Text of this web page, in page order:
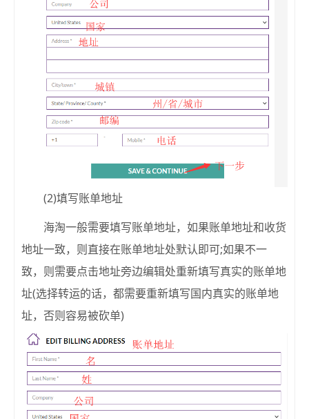
(2)填写账单地址
海淘一般需要填写账单地址，如果账单地址和收货
地址一致，则直接在账单地址处默认即可;如果不一
致，则需要点击地址旁边编辑处重新填写真实的账单地
址(选择转运的话，都需要重新填写国内真实的账单地
址，否则容易被砍单)